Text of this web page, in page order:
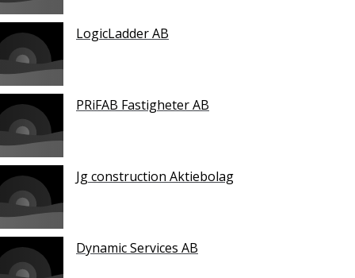
LogicLadder AB
PRiFAB Fastigheter AB
Jg construction Aktiebolag
Dynamic Services AB